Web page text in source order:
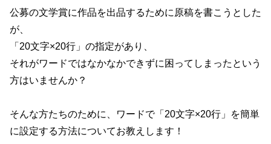
‎公募の文学賞に作品を出品するために原稿を書こうとした
が、
「20文字×20行」の指定があり、
それがワードではなかなかできずに困ってしまったという
方はいませんか？
‎そんな方たちのために、ワードで「20文字×20行」を簡単
に設定する方法についてお教えします！‎